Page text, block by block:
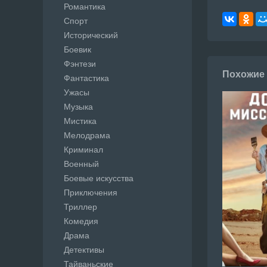
Похожие
Романтика
Спорт
Исторический
Боевик
Фэнтези
Фантастика
Ужасы
Музыка
Мистика
Мелодрама
Криминал
Военный
Боевые искусства
Приключения
Триллер
Комедия
Драма
Детективы
Тайваньские